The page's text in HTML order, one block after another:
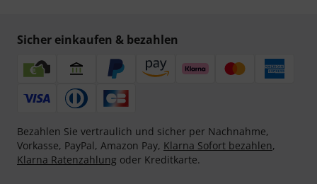
Sicher einkaufen & bezahlen
Bezahlen Sie vertraulich und sicher per Nachnahme,
Vorkasse, PayPal, Amazon Pay, Klarna Sofort bezahlen,
Klarna Ratenzahlung oder Kreditkarte.